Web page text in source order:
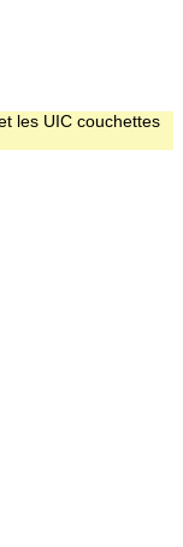
les UIC couchettes